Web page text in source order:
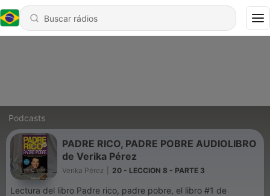
Podcasts
PADRE RICO, PADRE POBRE AUDIOLIBRO
de Verika Pérez
Verika Pérez 20 - LECCION 8 - PARTE 3
Lectura del libro Padre rico, padre pobre, el libro #1 de